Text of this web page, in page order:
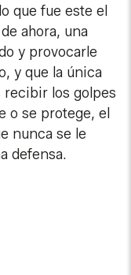
que fue este el
ahora, una
y provocarle
y que la única
recibir los golpes
o se protege, el
nunca se le
defensa.